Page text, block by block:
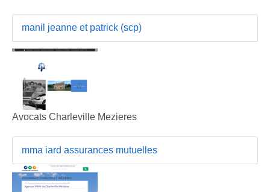
manil jeanne et patrick (scp)
Avocats Charleville Mezieres
mma iard assurances mutuelles